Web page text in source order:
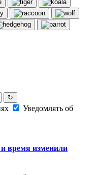
↻
Уведомлять об
время изменили